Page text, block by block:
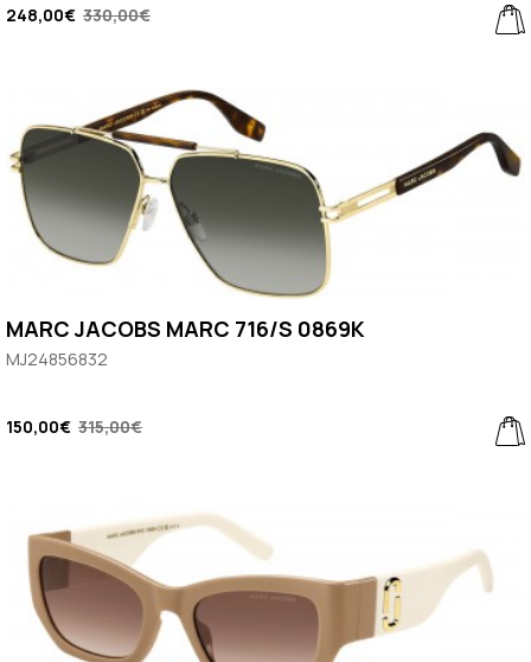
248,00€ 330,00€
MARC JACOBS MARC 716/S 0869K
MJ24856832
150,00€ 315,00€